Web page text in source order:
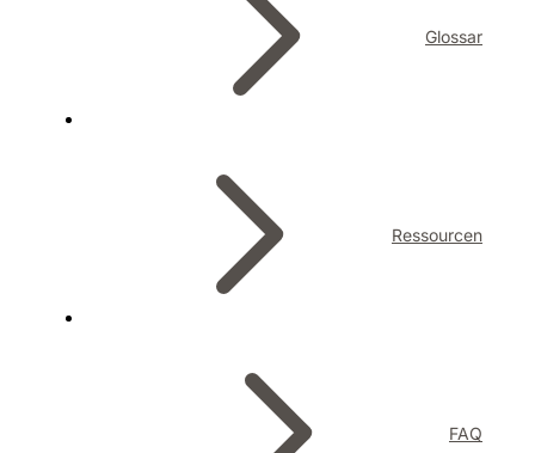
Glossar
Ressourcen
FAQ